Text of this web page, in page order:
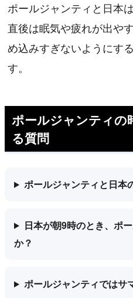
ポールジャンティと日本
直後は眠気や疲れが出や
め込みすぎないようにす
す。
ポールジャンティの
る質問
ポールジャンティと日本
日本が朝9時のとき、ポ
か？
ポールジャンティではサ